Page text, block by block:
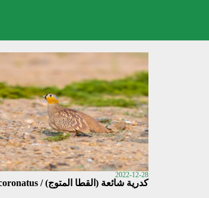
2022-12-28
كدرية شائعة (القطا المتوج) / Pterocles coronatus